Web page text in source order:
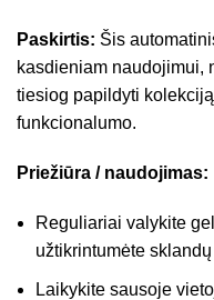
Paskirtis: Šis
kasdieniam naudojimui,
tiesiog papildyti
funkcionalumo.
Priežiūra / naudojimas:
Reguliariai valykite
užtikrintumėte
Laikykite sausoje